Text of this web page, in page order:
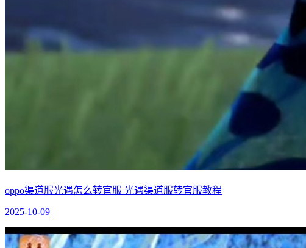
oppo渠道服光遇怎么转官服 光遇渠道服转官服教程
2025-10-09